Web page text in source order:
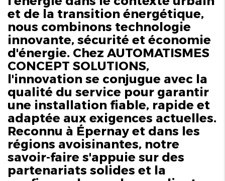
et de la transition énergétique,
nous combinons technologie
innovante, sécurité et économie
d'énergie. Chez AUTOMATISMES
CONCEPT SOLUTIONS,
l'innovation se conjugue avec la
qualité du service pour garantir
une installation fiable, rapide et
adaptée aux exigences actuelles.
Reconnu à Épernay et dans les
régions avoisinantes, notre
savoir-faire s'appuie sur des
partenariats solides et la